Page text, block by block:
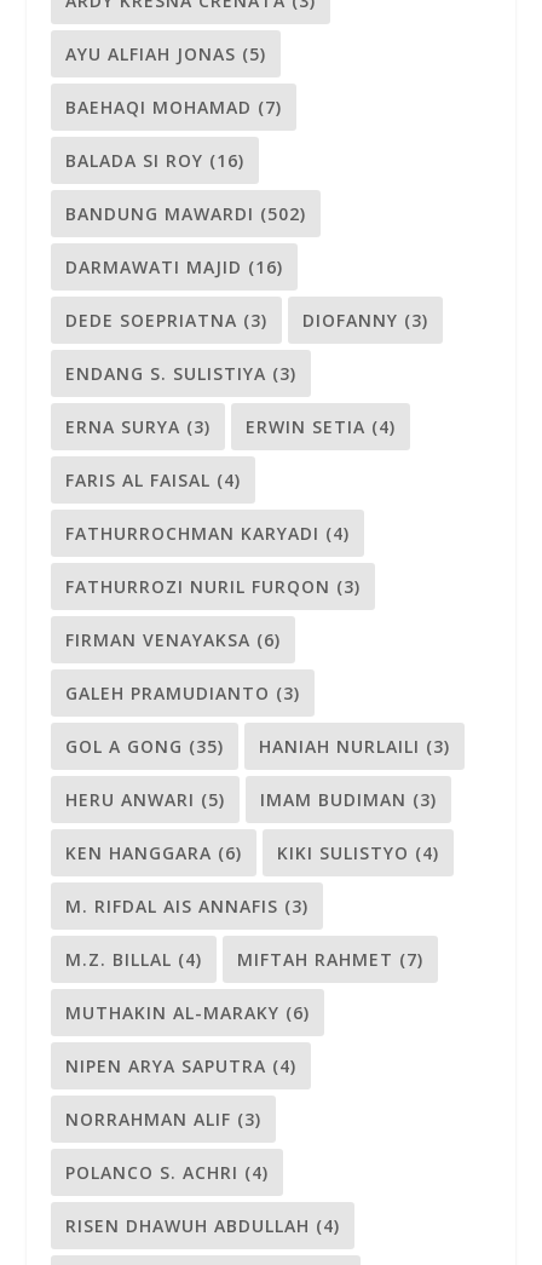
AYU ALFIAH JONAS (5)
BAEHAQI MOHAMAD (7)
BALADA SI ROY (16)
BANDUNG MAWARDI (502)
DARMAWATI MAJID (16)
DEDE SOEPRIATNA (3) DIOFANNY (3)
ENDANG S. SULISTIYA (3)
ERNA SURYA (3) ERWIN SETIA (4)
FARIS AL FAISAL (4)
FATHURROCHMAN KARYADI (4)
FATHURROZI NURIL FURQON (3)
FIRMAN VENAYAKSA (6)
GALEH PRAMUDIANTO (3)
GOL A GONG (35) HANIAH NURLAILI (3)
HERU ANWARI (5) IMAM BUDIMAN (3)
KEN HANGGARA (6) KIKI SULISTYO (4)
M. RIFDAL AIS ANNAFIS (3)
M.Z. BILLAL (4) MIFTAH RAHMET (7)
MUTHAKIN AL-MARAKY (6)
NIPEN ARYA SAPUTRA (4)
NORRAHMAN ALIF (3)
POLANCO S. ACHRI (4)
RISEN DHAWUH ABDULLAH (4)